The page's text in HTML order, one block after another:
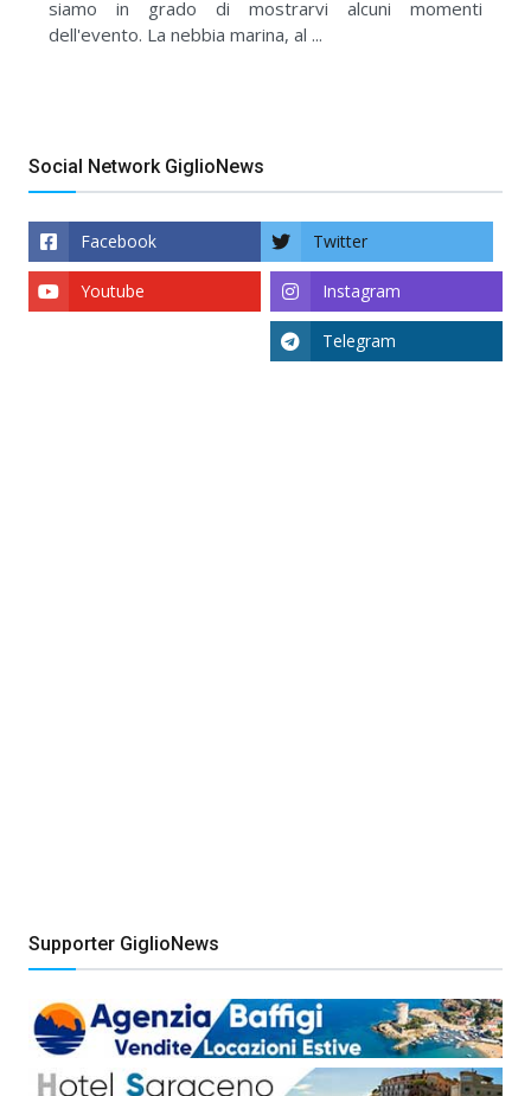
siamo in grado di mostrarvi alcuni momenti
dell'evento. La nebbia marina, al ...
Social Network GiglioNews
Facebook Twitter
Instagram
Youtube
Telegram
Supporter GiglioNews